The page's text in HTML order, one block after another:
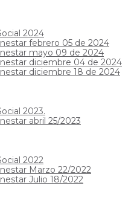
2024
febrero 05 de 2024
mayo 09 de 2024
diciembre 04 de 2024
diciembre 18 de 2024
2023.
abril 25/2023
2022
Marzo 22/2022
Julio 18/2022